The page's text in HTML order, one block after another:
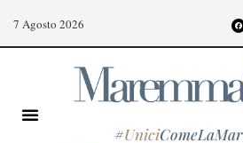
7 Agosto 2026
#Unici